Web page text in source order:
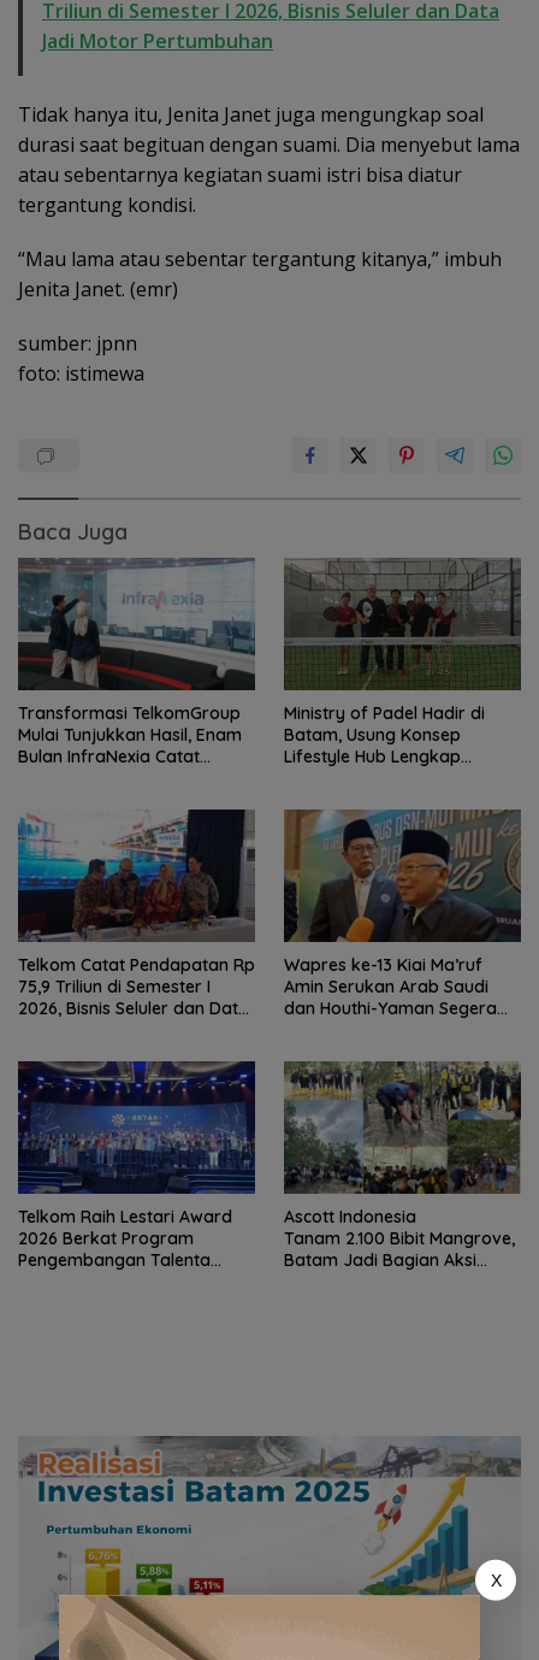
Triliun di Semester I 2026, Bisnis Seluler dan Data
Jadi Motor Pertumbuhan
Tidak hanya itu, Jenita Janet juga mengungkap soal
durasi saat begituan dengan suami. Dia menyebut lama
atau sebentarnya kegiatan suami istri bisa diatur
tergantung kondisi.
“Mau lama atau sebentar tergantung kitanya,” imbuh
Jenita Janet. (emr)
sumber: jpnn
foto: istimewa
Baca Juga
Transformasi TelkomGroup
Mulai Tunjukkan Hasil, Enam
Bulan InfraNexia Catat
Ministry of Padel Hadir di
Batam, Usung Konsep
Lifestyle Hub Lengkap
Telkom Catat Pendapatan Rp
75,9 Triliun di Semester I
2026, Bisnis Seluler dan Data
Wapres ke-13 Kiai Ma’ruf
Amin Serukan Arab Saudi
dan Houthi-Yaman Segera
Telkom Raih Lestari Award
2026 Berkat Program
Pengembangan Talenta
Ascott Indonesia
Tanam 2.100 Bibit Mangrove,
Batam Jadi Bagian Aksi
X